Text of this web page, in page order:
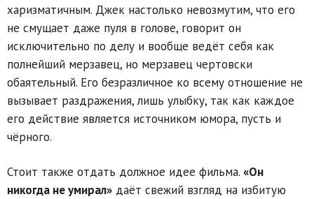
харизматичным. Джек настолько невозмутим, что его
не смущает даже пуля в голове, говорит он
исключительно по делу и вообще ведёт себя как
полнейший мерзавец, но мерзавец чертовски
обаятельный. Его безразличное ко всему отношение не
вызывает раздражения, лишь улыбку, так как каждое
его действие является источником юмора, пусть и
чёрного.
Стоит также отдать должное идее фильма. «Он
никогда не умирал» даёт свежий взгляд на избитую